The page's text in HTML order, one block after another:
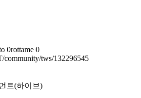
0rottame 0
community/tws/132296545